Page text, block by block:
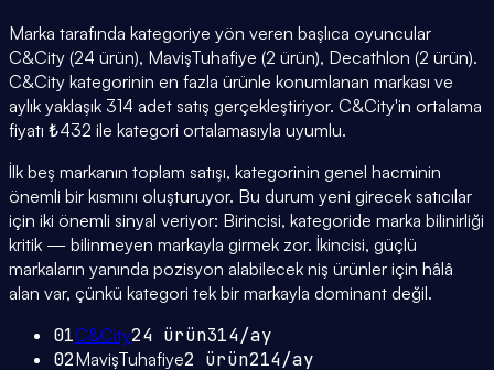
Marka tarafında kategoriye yön veren başlıca oyuncular
C&City (24 ürün), MavişTuhafiye (2 ürün), Decathlon (2 ürün).
C&City kategorinin en fazla ürünle konumlanan markası ve
aylık yaklaşık 314 adet satış gerçekleştiriyor. C&City'in ortalama
fiyatı ₺432 ile kategori ortalamasıyla uyumlu.
İlk beş markanın toplam satışı, kategorinin genel hacminin
önemli bir kısmını oluşturuyor. Bu durum yeni girecek satıcılar
için iki önemli sinyal veriyor: Birincisi, kategoride marka bilinirliği
kritik — bilinmeyen markayla girmek zor. İkincisi, güçlü
markaların yanında pozisyon alabilecek niş ürünler için hâlâ
alan var, çünkü kategori tek bir markayla dominant değil.
01C&City24 ürün314/ay
02MavişTuhafiye2 ürün214/ay